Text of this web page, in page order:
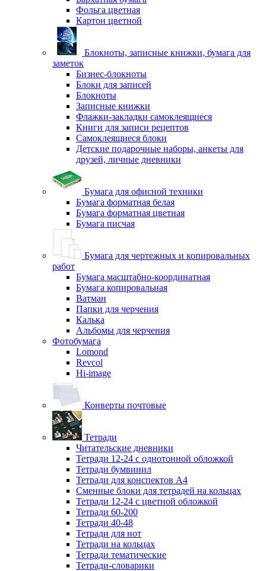
Фольга цветная
Картон цветной
Блокноты, записные книжки, бумага для
заметок
Бизнес-блокноты
Блоки для записей
Блокноты
Записные книжки
Флажки-закладки самоклеящиеся
Книги для записи рецептов
Самоклеящиеся блоки
Детские подарочные наборы, анкеты для
друзей, личные дневники
Бумага для офисной техники
Бумага форматная белая
Бумага форматная цветная
Бумага писчая
Бумага для чертежных и копировальных
работ
Бумага масштабно-координатная
Бумага копировальная
Ватман
Папки для черчения
Калька
Альбомы для черчения
Фотобумага
Lomond
Revcol
Hi-image
Конверты почтовые
Тетради
Читательские дневники
Тетради 12-24 с однотонной обложкой
Тетради бумвинил
Тетради для конспектов А4
Сменные блоки для тетрадей на кольцах
Тетради 12-24 с цветной обложкой
Тетради 60-200
Тетради 40-48
Тетради для нот
Тетради на кольцах
Тетради тематические
Тетради-словарики